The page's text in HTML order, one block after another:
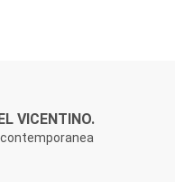
VICENTINO.